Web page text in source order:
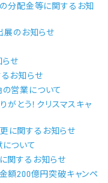
分配金等に関するお知
展のお知らせ
せ
お知らせ
営業について
がとう！クリスマスキャ
に関するお知らせ
ついて
関するお知らせ
額200億円突破キャンペ